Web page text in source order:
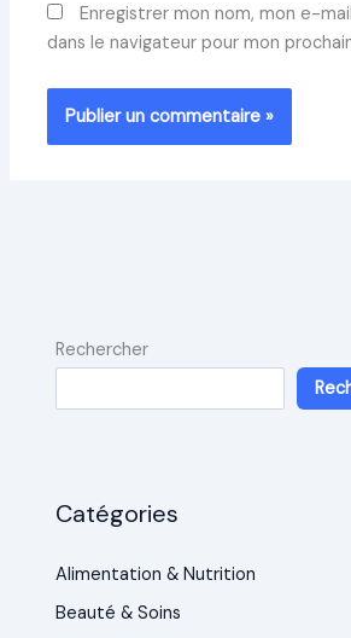
Enregistrer mon nom, mon e-
dans le navigateur pour mon
Rechercher
Catégories
Alimentation & Nutrition
Beauté & Soins